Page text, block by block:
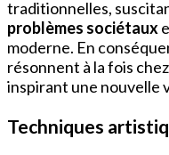
traditionnelles,
problèmes sociétaux
moderne. En
résonnent à la fois
inspirant une nouvelle
Techniques